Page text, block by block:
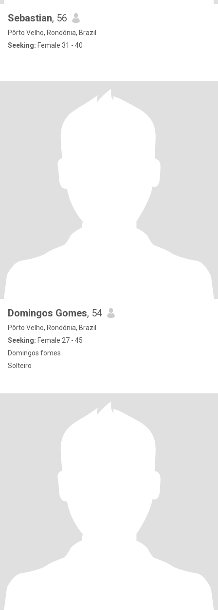
Sebastian, 56
Pôrto Velho, Rondônia, Brazil
Seeking: Female 31 - 40
Domingos Gomes, 54
Pôrto Velho, Rondônia, Brazil
Seeking: Female 27 - 45
Domingos fomes
Solteiro